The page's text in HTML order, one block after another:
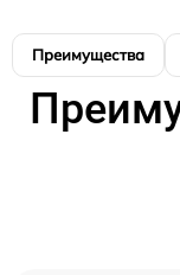
Преимущества